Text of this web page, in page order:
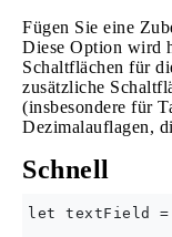
Fügen Sie eine
Diese Option wird
Schaltflächen für
zusätzliche
(insbesondere für
Dezimalauflagen,
Schnell
let textField